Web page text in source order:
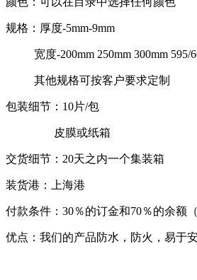
规格：厚度-5mm-9mm
宽度-200mm 250mm 300mm 595/
其他规格可按客户要求定制
包装细节：10片/包
皮膜或纸箱
交货细节：20天之内一个集装箱
装货港：上海港
付款条件：30％的订金和70％的余额
优点：我们的产品防水，防火，易于安